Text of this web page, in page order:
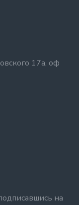
17а, оф
на